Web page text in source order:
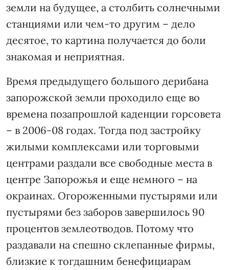
земли на будущее, а столбить солнечными
станциями или чем-то другим – дело
десятое, то картина получается до боли
знакомая и неприятная.
Время предыдущего большого дерибана
запорожской земли проходило еще во
времена позапрошлой каденции горсовета
– в 2006-08 годах. Тогда под застройку
жилыми комплексами или торговыми
центрами раздали все свободные места в
центре Запорожья и еще немного – на
окраинах. Огороженными пустырями или
пустырями без заборов завершилось 90
процентов землеотводов. Потому что
раздавали на спешно склепанные фирмы,
близкие к тогдашним бенефициарам